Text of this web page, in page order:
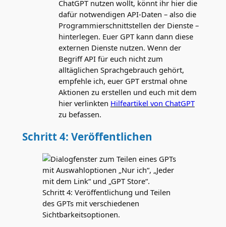
ChatGPT nutzen wollt, könnt ihr hier die
dafür notwendigen API-Daten – also die
Programmierschnittstellen der Dienste –
hinterlegen. Euer GPT kann dann diese
externen Dienste nutzen. Wenn der
Begriff API für euch nicht zum
alltäglichen Sprachgebrauch gehört,
empfehle ich, euer GPT erstmal ohne
Aktionen zu erstellen und euch mit dem
hier verlinkten Hilfeartikel von ChatGPT
zu befassen.
Schritt 4: Veröffentlichen
Schritt 4: Veröffentlichung und Teilen
des GPTs mit verschiedenen
Sichtbarkeitsoptionen.